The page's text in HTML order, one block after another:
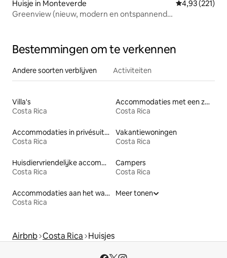
Huisje in Monteverde Gemiddelde
4,93 (221)
Greenview (nieuw, modern en ontspannend
Bestemmingen om te verkennen
Andere soorten verblijven Activiteiten
Villa's
Costa Rica
Accommodaties met een zwembad
Costa Rica
Accommodaties in privésuites
Costa Rica
Vakantiewoningen
Costa Rica
Huisdiervriendelijke accommodaties
Costa Rica
Campers
Costa Rica
Accommodaties aan het water
Costa Rica
Meer tonen
Airbnb Costa Rica Huisjes